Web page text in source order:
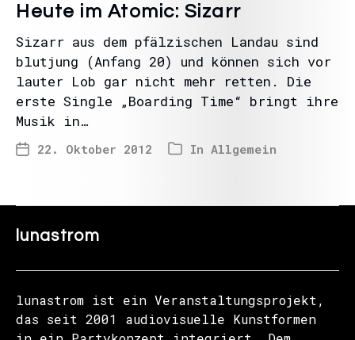
Heute im Atomic: Sizarr
Sizarr aus dem pfälzischen Landau sind
blutjung (Anfang 20) und können sich vor
lauter Lob gar nicht mehr retten. Die
erste Single „Boarding Time“ bringt ihre
Musik in…
22. Oktober 2012 In Allgemein
lunastrom
lunastrom ist ein Veranstaltungsprojekt,
das seit 2001 audiovisuelle Kunstformen